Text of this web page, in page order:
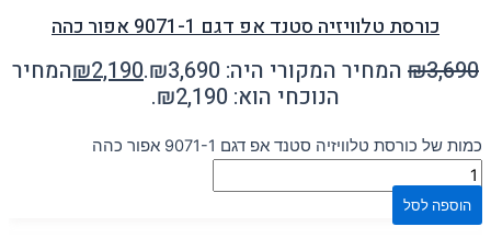
כורסת טלוויזיה סטנד אפ דגם 9071-1 אפור כהה
₪3,690 המחיר המקורי היה: ₪3,690. ₪2,190
המחיר
הנוכחי הוא: ₪2,190.
כמות של כורסת טלוויזיה סטנד אפ דגם 9071-1 אפור כהה
הוספה לסל